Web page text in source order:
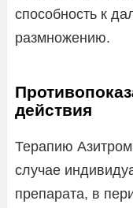
способность к
размножению.
действия
Терапию
случае
препарата, в